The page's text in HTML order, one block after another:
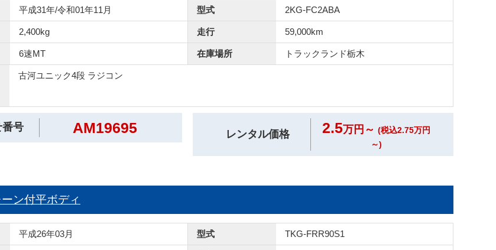
平成31年/令和01年11月 型式 2KG-FC2ABA
2,400kg 走行 59,000km
6速MT 在庫場所 トラックランド栃木
古河ユニック4段 ラジコン
番号 AM19695 レンタル価格 2.5万円～ (税込2.75万円
～)
ン付平ボディ
平成26年03月 型式 TKG-FRR90S1